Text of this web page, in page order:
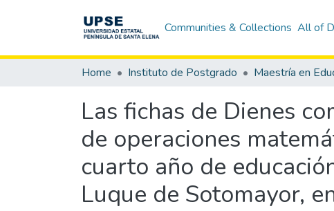
Communities & Collections All of
Home Instituto de Postgrado
Las fichas de Dienes
de operaciones
cuarto año de
Luque de Sotomayor,